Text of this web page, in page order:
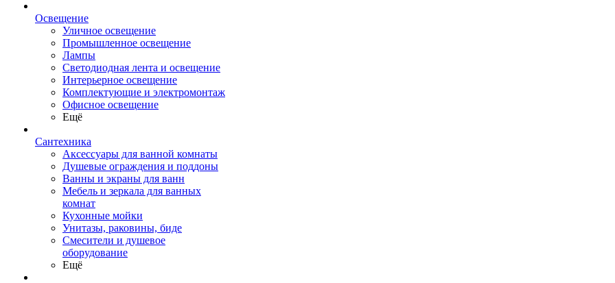
Освещение
Уличное освещение
Промышленное освещение
Лампы
Светодиодная лента и освещение
Интерьерное освещение
Комплектующие и электромонтаж
Офисное освещение
Ещё
Сантехника
Аксессуары для ванной комнаты
Душевые ограждения и поддоны
Ванны и экраны для ванн
Мебель и зеркала для ванных
комнат
Кухонные мойки
Унитазы, раковины, биде
Смесители и душевое
оборудование
Ещё